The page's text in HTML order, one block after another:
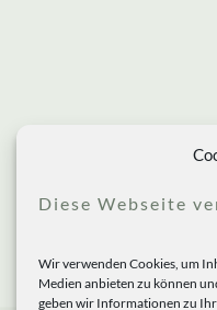
Diese Webseite
Wir verwenden Cookies, um
Medien anbieten zu können
geben wir Informationen zu